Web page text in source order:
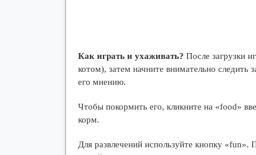
Как играть и ухаживать? После загрузки
котом), затем начните внимательно
его мнению.
Чтобы покормить его, кликните на «food»
корм.
Для развлечений используйте кнопку «fun».